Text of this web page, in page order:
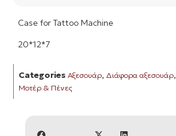
Case for Tattoo Machine
20*12*7
Categories Αξεσουάρ, Διάφορα αξεσουάρ,
Μοτέρ & Πένες